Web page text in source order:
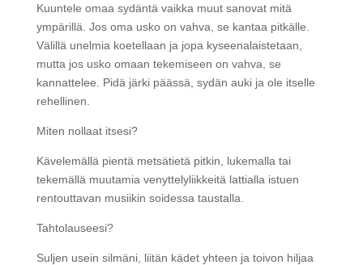
Kuuntele omaa sydäntä vaikka muut sanovat mitä
ympärillä. Jos oma usko on vahva, se kantaa pitkälle.
Välillä unelmia koetellaan ja jopa kyseenalaistetaan,
mutta jos usko omaan tekemiseen on vahva, se
kannattelee. Pidä järki päässä, sydän auki ja ole itselle
rehellinen.
Miten nollaat itsesi?
Kävelemällä pientä metsätietä pitkin, lukemalla tai
tekemällä muutamia venyttelyliikkeitä lattialla istuen
rentouttavan musiikin soidessa taustalla.
Tahtolauseesi?
Suljen usein silmäni, liitän kädet yhteen ja toivon hiljaa